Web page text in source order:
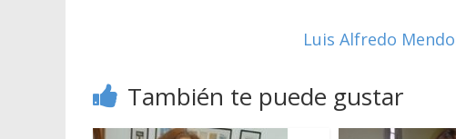
Luis Alfredo
También te puede gustar